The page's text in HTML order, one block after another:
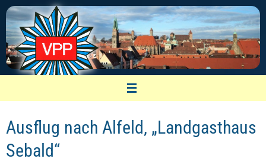
Zum
Inhalt
springen
Vereinigung pensionierter Polizeibeamter
Ausflug nach Alfeld, „Landgasthaus
Sebald“